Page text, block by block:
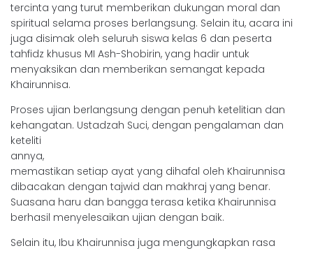
tercinta yang turut memberikan dukungan moral dan
spiritual selama proses berlangsung. Selain itu, acara ini
juga disimak oleh seluruh siswa kelas 6 dan peserta
tahfidz khusus MI Ash-Shobirin, yang hadir untuk
menyaksikan dan memberikan semangat kepada
Khairunnisa.
Proses ujian berlangsung dengan penuh ketelitian dan
kehangatan. Ustadzah Suci, dengan pengalaman dan
keteliti
annya,
memastikan setiap ayat yang dihafal oleh Khairunnisa
dibacakan dengan tajwid dan makhraj yang benar.
Suasana haru dan bangga terasa ketika Khairunnisa
berhasil menyelesaikan ujian dengan baik.
Selain itu, Ibu Khairunnisa juga mengungkapkan rasa